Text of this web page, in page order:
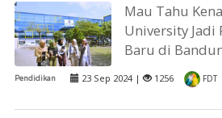
Mau Tahu
University Jadi
Baru di
Pendidikan 23 Sep 2024 | 1256 FDT